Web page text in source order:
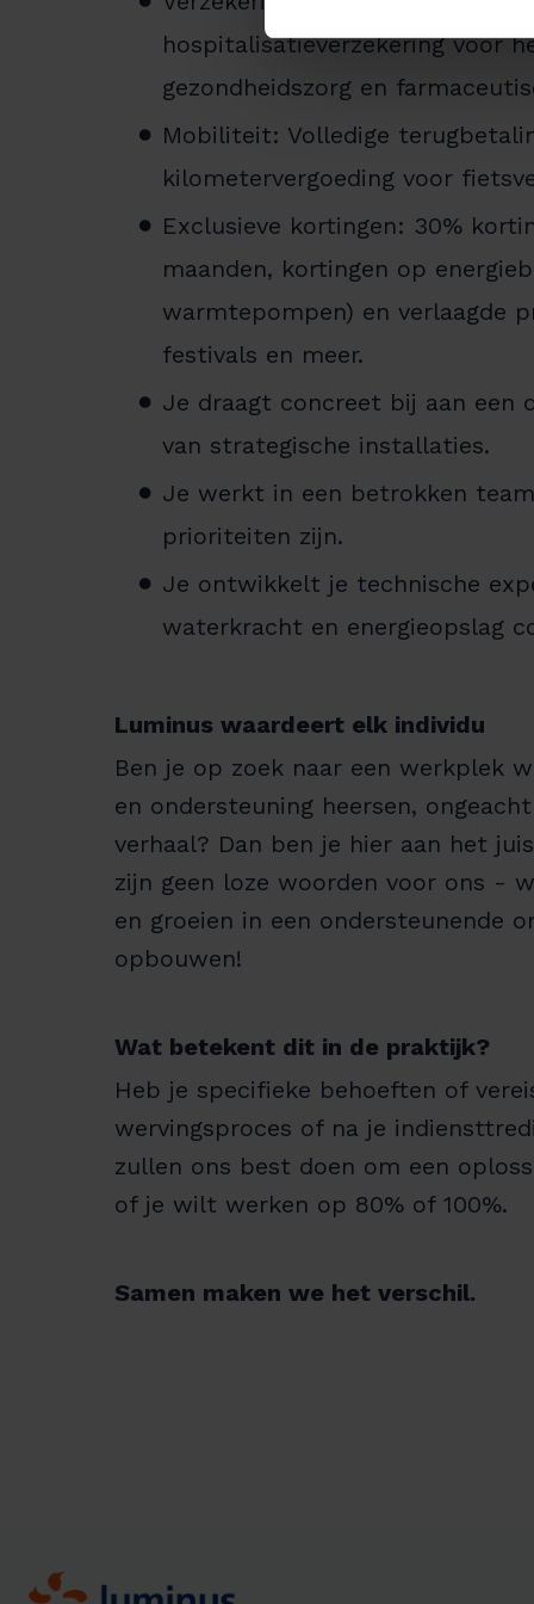
hospitalisatieverzekering voor
gezondheidszorg en
Mobiliteit: Volledige
kilometervergoeding voor
Exclusieve kortingen: 30%
maanden, kortingen op
warmtepompen) en verlaagde
festivals en meer.
Je draagt concreet bij aan een
van strategische installaties.
Je werkt in een betrokken
prioriteiten zijn.
Je ontwikkelt je technische
waterkracht en energieopslag
Luminus waardeert elk individu
Ben je op zoek naar een werkplek
en ondersteuning heersen,
verhaal? Dan ben je hier aan het
zijn geen loze woorden voor ons -
en groeien in een ondersteunende
opbouwen!
Wat betekent dit in de praktijk?
Heb je specifieke behoeften of
wervingsproces of na je
zullen ons best doen om een
of je wilt werken op 80% of 100%.
Samen maken we het verschil.